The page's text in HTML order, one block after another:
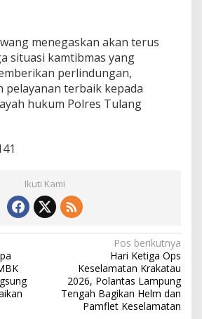
n
a
l
i
s
m
menegaskan akan terus
situasi kamtibmas yang
perlindungan,
pelayanan terbaik kepada
hukum Polres Tulang
Ikuti Kami
Pos berikutnya
Hari Ketiga Ops
Keselamatan Krakatau
2026, Polantas Lampung
Tengah Bagikan Helm dan
Pamflet Keselamatan